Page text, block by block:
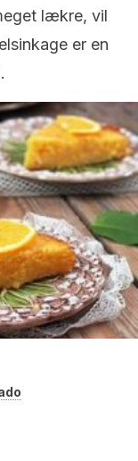
lækre, vil
er en